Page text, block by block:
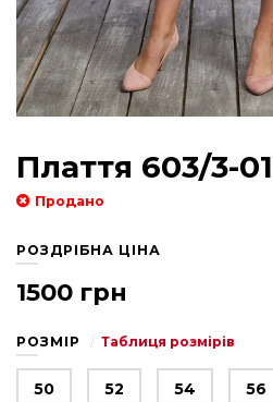
Плаття 603/3-
Продано
РОЗДРІБНА ЦІНА
1500 грн
РОЗМІР Таблиця розмірів
50 52 54 56